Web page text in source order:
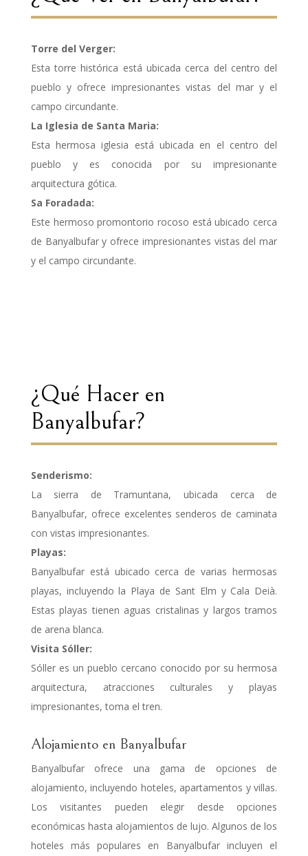
Torre del Verger:
Esta torre histórica está ubicada cerca del centro del
pueblo y ofrece impresionantes vistas del mar y el
campo circundante.
La Iglesia de Santa Maria:
Esta hermosa iglesia está ubicada en el centro del
pueblo y es conocida por su impresionante
arquitectura gótica.
Sa Foradada:
Este hermoso promontorio rocoso está ubicado cerca
de Banyalbufar y ofrece impresionantes vistas del mar
y el campo circundante.
¿Qué Hacer en
Banyalbufar?
Senderismo:
La sierra de Tramuntana, ubicada cerca de
Banyalbufar, ofrece excelentes senderos de caminata
con vistas impresionantes.
Playas:
Banyalbufar está ubicado cerca de varias hermosas
playas, incluyendo la Playa de Sant Elm y Cala Deià.
Estas playas tienen aguas cristalinas y largos tramos
de arena blanca.
Visita Sóller:
Sóller es un pueblo cercano conocido por su hermosa
arquitectura, atracciones culturales y playas
impresionantes, toma el tren.
Alojamiento en Banyalbufar
Banyalbufar ofrece una gama de opciones de
alojamiento, incluyendo hoteles, apartamentos y villas.
Los visitantes pueden elegir desde opciones
económicas hasta alojamientos de lujo. Algunos de los
hoteles más populares en Banyalbufar incluyen el